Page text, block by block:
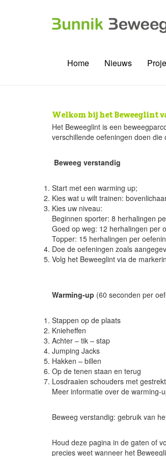
Home Nieuws
Welkom bij het Beweeglint
Het Beweeglint is een
verschillende oefeningen doen
Beweeg verstandig
Start met een warming up;
Kies wat u wilt trainen:
Kies uw niveau:
Beginnen sporter: 8 herhalingen
Goed op weg: 12 herhalingen per
Topper: 15 herhalingen per
Doe de oefeningen zoals
Volg het Beweeglint via de
Warming-up (60 seconden per
Stappen op de plaats
Knieheffen
Achter – tik – stap
Jumping Jacks
Hakken – billen
Op de tenen staan en terug
Losdraaien schouders met
Meer informatie over de warming-
Beweeg verstandig: gebruik van
Houd deze pagina in de gaten of
precies weet wanneer het